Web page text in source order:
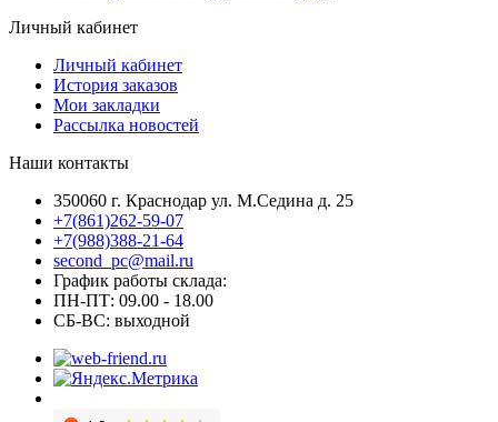
Личный кабинет
Личный кабинет
История заказов
Мои закладки
Рассылка новостей
Наши контакты
350060 г. Краснодар ул. М.Седина д. 25
+7(861)262-59-07
+7(988)388-21-64
second_pc@mail.ru
График работы склада:
ПН-ПТ: 09.00 - 18.00
СБ-ВС: выходной